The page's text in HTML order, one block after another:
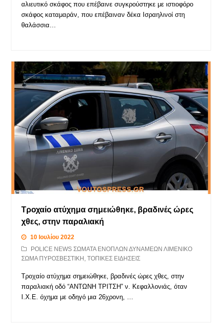
αλιευτικό σκάφος που επέβαινε συγκρούστηκε με ιστιοφόρο
σκάφος καταμαράν, που επέβαιναν δέκα Ισραηλινοί στη
θαλάσσια…
Τροχαίο ατύχημα σημειώθηκε, βραδινές ώρες
χθες, στην παραλιακή
10 Ιουλίου 2022
POLICE NEWS ΣΩΜΑΤΑ ΕΝΟΠΛΩΝ ΔΥΝΑΜΕΩΝ ΛΙΜΕΝΙΚΟ
ΣΩΜΑ ΠΥΡΟΣΒΕΣΤΙΚΗ ,ΤΟΠΙΚΕΣ ΕΙΔΗΣΕΙΣ
Τροχαίο ατύχημα σημειώθηκε, βραδινές ώρες χθες, στην
παραλιακή οδό “ΑΝΤΩΝΗ ΤΡΙΤΣΗ” ν. Κεφαλλονιάς, όταν
Ι.Χ.Ε. όχημα με οδηγό μια 26χρονη, …